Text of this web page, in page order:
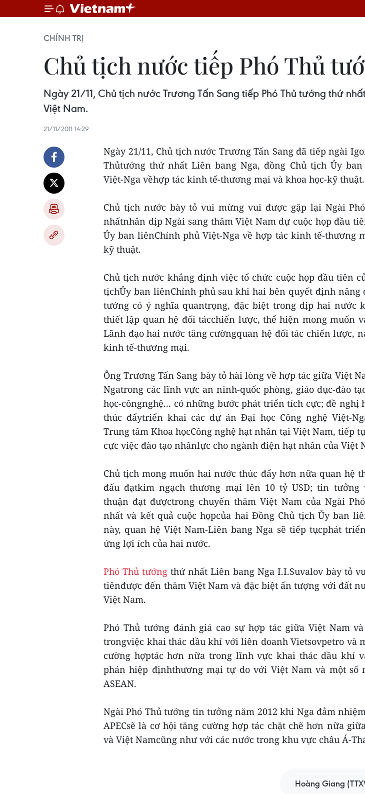
CHÍNH TRỊ
Chủ tịch nước tiếp Phó Thủ
Ngày 21/11, Chủ tịch nước Trương Tấn Sang tiếp Phó Thủ tướng thứ
Việt Nam.
21/11/2011 14:29
Ngày 21/11, Chủ tịch nước Trương Tấn Sang đã tiếp ngài
Thủtướng thứ nhất Liên bang Nga, đồng Chủ tịch Ủy
Việt-Nga vềhợp tác kinh tế-thương mại và khoa học-kỹ thuật.
Chủ tịch nước bày tỏ vui mừng vui được gặp lại Ngài
nhấtnhân dịp Ngài sang thăm Việt Nam dự cuộc họp đầu
Ủy ban liênChính phủ Việt-Nga về hợp tác kinh tế-thương
kỹ thuật.
Chủ tịch nước khẳng định việc tổ chức cuộc họp đầu tiên
tịchỦy ban liênChính phủ sau khi hai bên quyết định nâng
tướng có ý nghĩa quantrọng, đặc biệt trong dịp hai nước
thiết lập quan hệ đối tácchiến lược, thể hiện mong muốn
Lãnh đạo hai nước tăng cườngquan hệ đối tác chiến lược,
kinh tế-thương mại.
Ông Trương Tấn Sang bày tỏ hài lòng về hợp tác giữa Việt
Ngatrong các lĩnh vực an ninh-quốc phòng, giáo dục-đào
học-côngnghệ... có những bước phát triển tích cực; đề nghị
thúc đẩytriển khai các dự án Đại học Công nghệ Việt-
Trung tâm Khoa họcCông nghệ hạt nhân tại Việt Nam, tiếp
cực việc đào tạo nhânlực cho ngành điện hạt nhân của Việt
Chủ tịch mong muốn hai nước thúc đẩy hơn nữa quan hệ
đấu đạtkim ngạch thương mại lên 10 tỷ USD; tin tưởng
thuận đạt đượctrong chuyến thăm Việt Nam của Ngài
nhất và kết quả cuộc họpcủa hai Đồng Chủ tịch Ủy ban
này, quan hệ Việt Nam-Liên bang Nga sẽ tiếp tụcphát
ứng lợi ích của hai nước.
Phó Thủ tướng thứ nhất Liên bang Nga I.I.Suvalov bày tỏ
tiênđược đến thăm Việt Nam và đặc biệt ấn tượng với đất
Việt Nam.
Phó Thủ tướng đánh giá cao sự hợp tác giữa Việt Nam
trongviệc khai thác dầu khí với liên doanh Vietsovpetro và
cường hợptác hơn nữa trong lĩnh vực khai thác dầu khí
phán hiệp địnhthương mại tự do với Việt Nam và một số
ASEAN.
Ngài Phó Thủ tướng tin tưởng năm 2012 khi Nga đảm
APECsẽ là cơ hội tăng cường hợp tác chặt chẽ hơn nữa
và Việt Namcũng như với các nước trong khu vực châu Á-
Hoàng Giang